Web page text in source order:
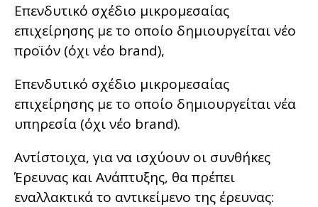
Επενδυτικό σχέδιο μικρομεσαίας
επιχείρησης με το οποίο δημιουργείται νέο
προϊόν (όχι νέο brand),
Επενδυτικό σχέδιο μικρομεσαίας
επιχείρησης με το οποίο δημιουργείται νέα
υπηρεσία (όχι νέο brand).
Αντίστοιχα, για να ισχύουν οι συνθήκες
Έρευνας και Ανάπτυξης, θα πρέπει
εναλλακτικά το αντικείμενο της έρευνας: